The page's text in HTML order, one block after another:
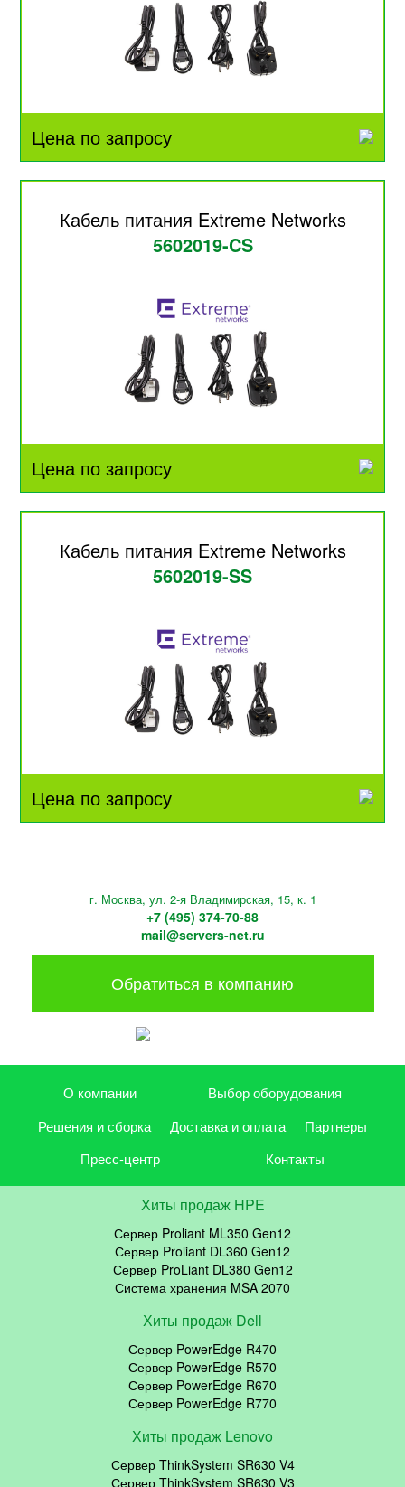
Цена по запросу
Кабель питания Extreme Networks
5602019-CS
Цена по запросу
Кабель питания Extreme Networks
5602019-SS
Цена по запросу
г. Москва, ул. 2-я Владимирская, 15, к. 1
+7 (495) 374-70-88
mail@servers-net.ru
Обратиться в компанию
О компании
Выбор оборудования
Решения и сборка
Доставка и оплата
Партнеры
Пресс-центр
Контакты
Хиты продаж HPE
Сервер Proliant ML350 Gen12
Сервер Proliant DL360 Gen12
Сервер ProLiant DL380 Gen12
Система хранения MSA 2070
Хиты продаж Dell
Сервер PowerEdge R470
Сервер PowerEdge R570
Сервер PowerEdge R670
Сервер PowerEdge R770
Хиты продаж Lenovo
Сервер ThinkSystem SR630 V4
Сервер ThinkSystem SR630 V3